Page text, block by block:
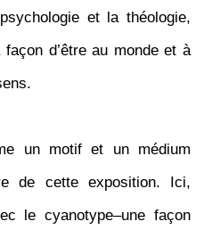
et la théologie,
d’être au monde et à
un motif et un médium
de cette exposition. Ici,
le cyanotype–une façon